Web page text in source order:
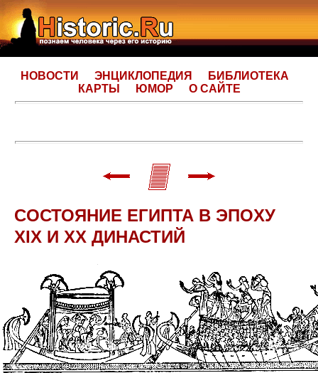
НОВОСТИ ЭНЦИКЛОПЕДИЯ
БИБЛИОТЕКА
КАРТЫ
ЮМОР О САЙТЕ
CОСТОЯНИЕ ЕГИПТА В ЭПОXУ
XIX И XX ДИНАСТИЙ